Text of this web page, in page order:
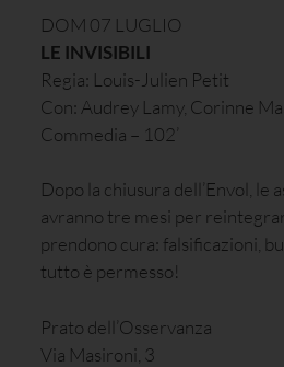
DOM 07 LUGLIO
LE INVISIBILI
Regia: Louis-Julien Petit
Con: Audrey Lamy, Corinne
Commedia – 102’
Dopo la chiusura dell’Envol, le
avranno tre mesi per
prendono cura: falsificazioni,
tutto è permesso!
Prato dell’Osservanza
Via Masironi, 3